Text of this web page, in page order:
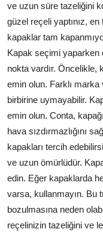
ve uzun süre tazeliğini
güzel reçeli yaptınız,
kapaklar tam
Kapak seçimi yaparken
nokta vardır. Öncelikle,
emin olun. Farklı marka
birbirine uymayabilir.
emin olun. Conta,
hava sızdırmazlığını
kapakları tercih
ve uzun ömürlüdür.
edin. Eğer kapaklarda
varsa, kullanmayın. Bu
bozulmasına neden
reçelinizin tazeliğini ve